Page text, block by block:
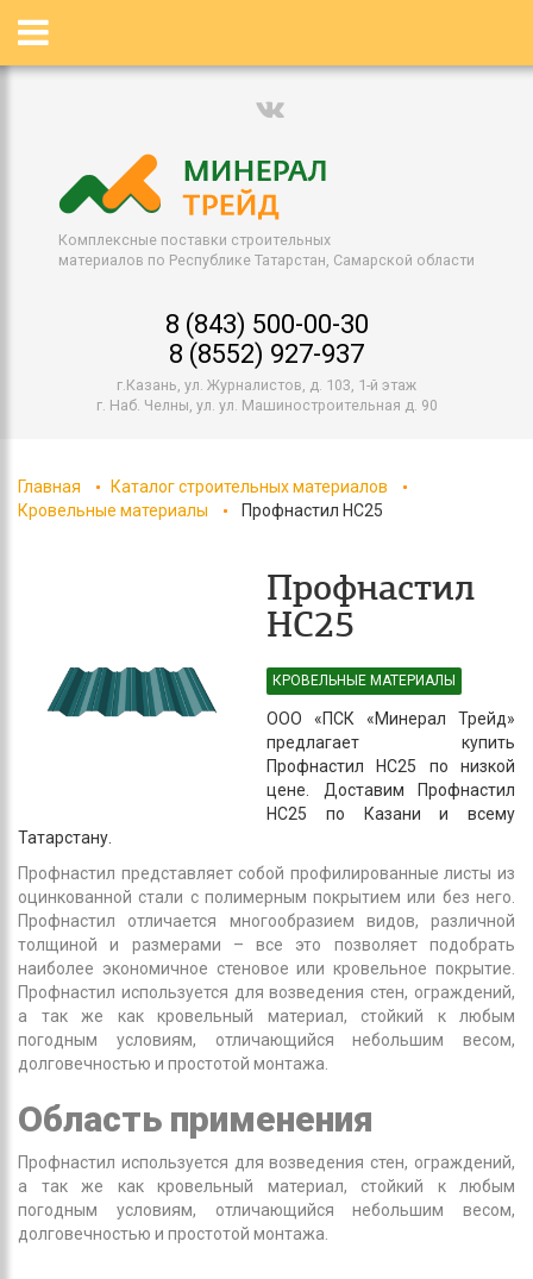
Комплексные поставки строительных
материалов по Республике Татарстан, Самарской области
8 (843) 500-00-30
8 (8552) 927-937
г.Казань, ул. Журналистов, д. 103, 1-й этаж
г. Наб. Челны, ул. ул. Машиностроительная д. 90
Главная
Каталог строительных материалов
Кровельные материалы
Профнастил НС25
Профнастил
НС25
КРОВЕЛЬНЫЕ МАТЕРИАЛЫ
ООО «ПСК «Минерал Трейд»
предлагает купить
Профнастил НС25 по низкой
цене. Доставим Профнастил
НС25 по Казани и всему
Татарстану.
Профнастил представляет собой профилированные листы из
оцинкованной стали с полимерным покрытием или без него.
Профнастил отличается многообразием видов, различной
толщиной и размерами – все это позволяет подобрать
наиболее экономичное стеновое или кровельное покрытие.
Профнастил используется для возведения стен, ограждений,
а так же как кровельный материал, стойкий к любым
погодным условиям, отличающийся небольшим весом,
долговечностью и простотой монтажа.
Область применения
Профнастил используется для возведения стен, ограждений,
а так же как кровельный материал, стойкий к любым
погодным условиям, отличающийся небольшим весом,
долговечностью и простотой монтажа.